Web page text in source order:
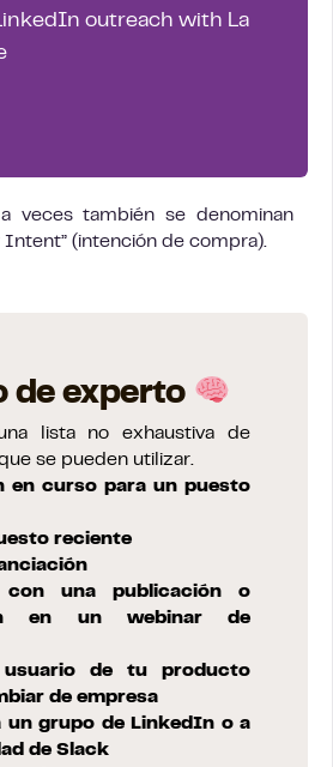
outreach with La
veces también se denominan
Intent” (intención de compra).
de experto
lista no exhaustiva de
se pueden utilizar.
en curso para un puesto
reciente
con una publicación o
en un webinar de
de tu producto
de empresa
un grupo de LinkedIn o a
de Slack